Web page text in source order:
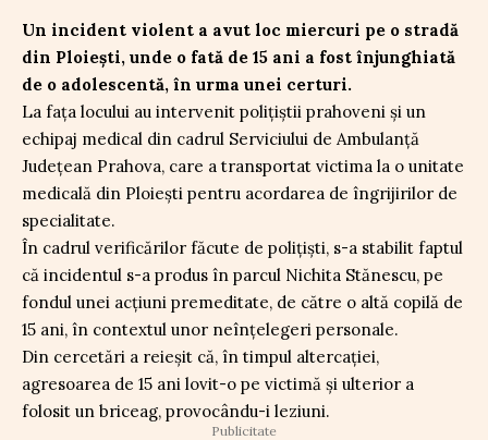
Un incident violent a avut loc miercuri pe o stradă
din Ploiești, unde o fată de 15 ani a fost înjunghiată
de o adolescentă, în urma unei certuri.
La fața locului au intervenit polițiștii prahoveni și un
echipaj medical din cadrul Serviciului de Ambulanță
Județean Prahova, care a transportat victima la o unitate
medicală din Ploiești pentru acordarea de îngrijirilor de
specialitate.
În cadrul verificărilor făcute de polițiști, s-a stabilit faptul
că incidentul s-a produs în parcul Nichita Stănescu, pe
fondul unei acțiuni premeditate, de către o altă copilă de
15 ani, în contextul unor neînțelegeri personale.
Din cercetări a reieșit că, în timpul altercației,
agresoarea de 15 ani lovit-o pe victimă și ulterior a
folosit un briceag, provocându-i leziuni.
Publicitate